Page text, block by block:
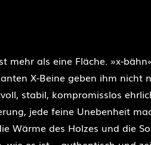
mehr als eine Fläche. »x-
X-Beine geben ihm nicht
stabil, kompromisslos
jede feine Unebenheit
Wärme des Holzes und die